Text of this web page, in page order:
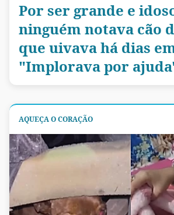
Por ser grande e
ninguém notava cão
que uivava há dias
"Implorava por
AQUEÇA O CORAÇÃO